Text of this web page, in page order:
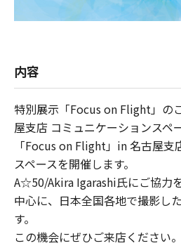
内容
特別展示「Focus on Flight」の
屋支店 コミュニケーションスペ
「Focus on Flight」in 名古屋支
スペースを開催します。
A☆50/Akira Igarashi氏にご協力
中心に、日本全国各地で撮影し
す。
この機会にぜひご来店ください。